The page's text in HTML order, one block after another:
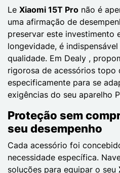
Le Xiaomi 15T Pro não é
uma afirmação de
preservar este investimento
longevidade, é
qualidade. Em Dealy ,
rigorosa de acessórios topo
especificamente para se
exigências do seu aparelho
Proteção sem
seu desempenho
Cada acessório foi
necessidade específica.
soluções para equipar o seu